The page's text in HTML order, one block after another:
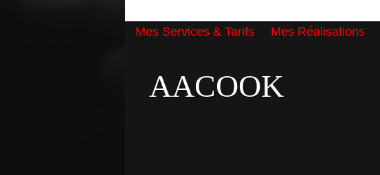
Mes Services & Tarifs Mes Réalisations
AACOOK